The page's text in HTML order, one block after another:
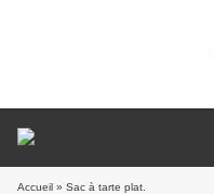
Accueil » Sac à tarte plat.